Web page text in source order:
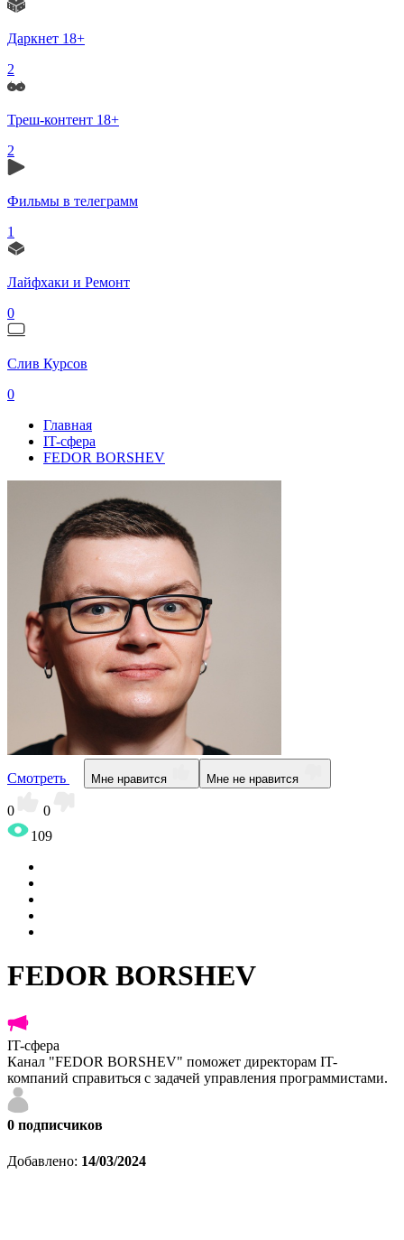
Даркнет 18+
2
Треш-контент 18+
2
Фильмы в телеграмм
1
Лайфхаки и Ремонт
0
Слив Курсов
0
Главная
IT-сфера
FEDOR BORSHEV
Смотреть Мне нравится Мне не нравится
0
0
109
FEDOR BORSHEV
IT-сфера
Канал "FEDOR BORSHEV" поможет директорам IT-
компаний справиться с задачей управления программистами.
0 подписчиков
Добавлено: 14/03/2024